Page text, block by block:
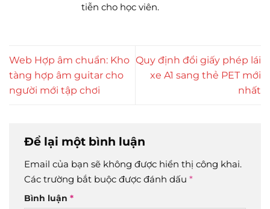
tiễn cho học viên.
Web Hợp âm chuẩn: Kho
tàng hợp âm guitar cho
người mới tập chơi
Quy định đổi giấy phép lái
xe A1 sang thẻ PET mới
nhất
Để lại một bình luận
Email của bạn sẽ không được hiển thị công khai.
Các trường bắt buộc được đánh dấu *
Bình luận *